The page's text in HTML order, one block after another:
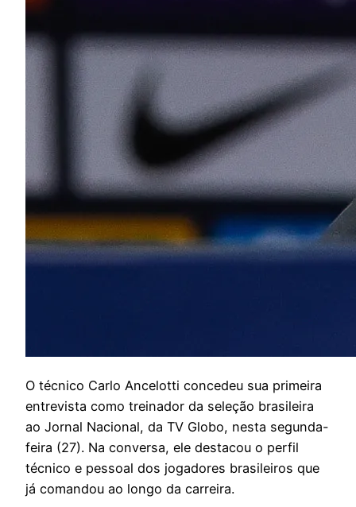
O técnico Carlo Ancelotti concedeu sua primeira
entrevista como treinador da seleção brasileira
ao Jornal Nacional, da TV Globo, nesta segunda-
feira (27). Na conversa, ele destacou o perfil
técnico e pessoal dos jogadores brasileiros que
já comandou ao longo da carreira.